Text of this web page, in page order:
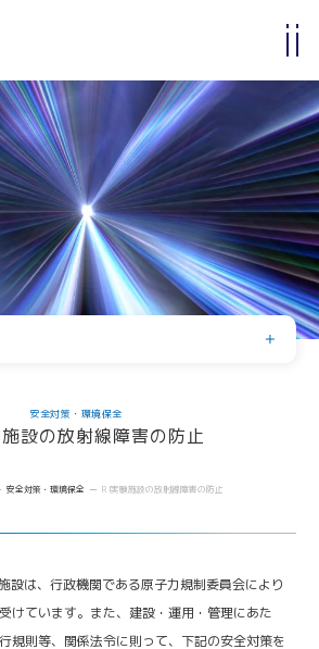
ィス・ラボ入居
バーシップ入会
・メンバー企業一覧
コミュニティ
ンスカフェ
動(iPass)
in Shonan iPark
・メンバーシップの声
ンラボ
安全対策・環境保全
設の放射線障害の防止
安全対策・環境保全 RI実験施設の放射線障害の防止
設は、行政機関である原子力規制委員会により
けています。また、建設・運用・管理にあた
規則等、関係法令に則って、下記の安全対策を